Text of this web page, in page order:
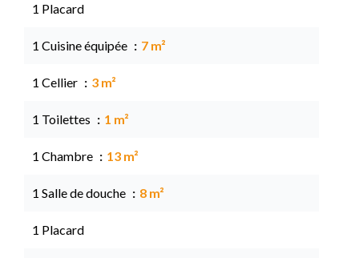
1 Placard
1 Cuisine équipée 7 m²
1 Cellier 3 m²
1 Toilettes 1 m²
1 Chambre 13 m²
1 Salle de douche 8 m²
1 Placard